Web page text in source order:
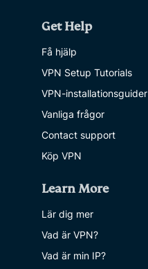
Get Help
Få hjälp
VPN Setup Tutorials
VPN-installationsguider
Vanliga frågor
Contact support
Köp VPN
Learn More
Lär dig mer
Vad är VPN?
Vad är min IP?